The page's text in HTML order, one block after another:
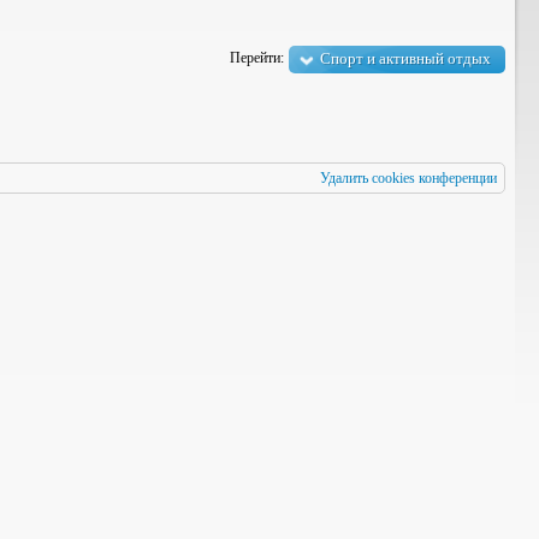
Перейти: Спорт и активный отдых
Удалить cookies конференции